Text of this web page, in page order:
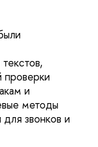
проверки
и
методы
звонков и